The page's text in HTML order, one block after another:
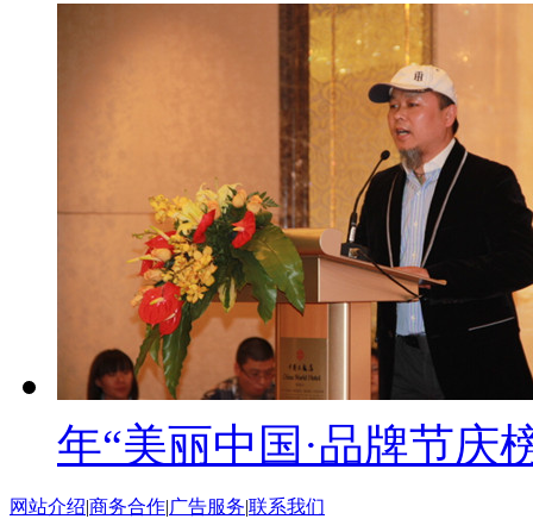
年“美丽中国·品牌节庆
网站介绍|商务合作|广告服务|联系我们